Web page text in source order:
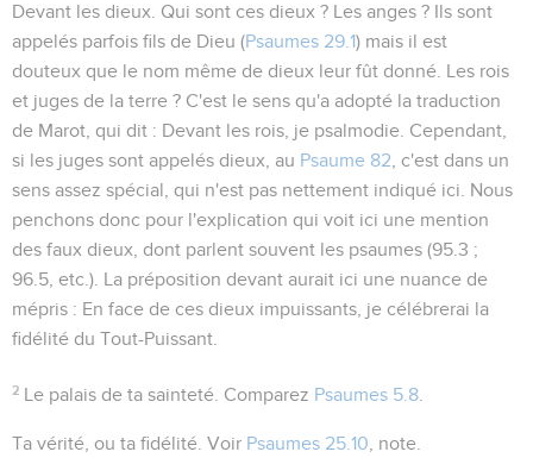
Devant les dieux . Qui sont ces dieux ? Les anges ? Ils sont
appelés parfois fils de Dieu (Psaumes 29.1) mais il est
douteux que le nom même de dieux leur fût donné. Les rois
et juges de la terre ? C'est le sens qu'a adopté la traduction
de Marot, qui dit : Devant les rois, je psalmodie . Cependant,
si les juges sont appelés dieux , au Psaume 82 , c'est dans un
sens assez spécial, qui n'est pas nettement indiqué ici. Nous
penchons donc pour l'explication qui voit ici une mention
des faux dieux, dont parlent souvent les psaumes (95.3 ;
96.5 , etc.). La préposition devant aurait ici une nuance de
mépris : En face de ces dieux impuissants, je célébrerai la
fidélité du Tout-Puissant.
2 Le palais de ta sainteté . Comparez Psaumes 5.8
Ta vérité , ou ta fidélité . Voir Psaumes 25.10 , note.